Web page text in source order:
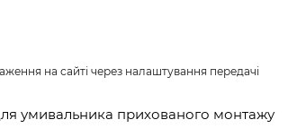
на сайті через налаштування передачі
умивальника прихованого монтажу